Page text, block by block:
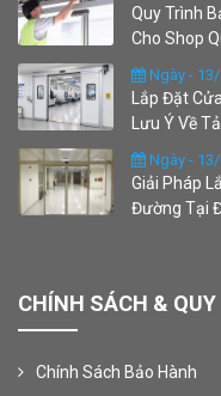
Quy Trình
Cho Shop
Ngày -
Lắp Đặt
Lưu Ý Về
Ngày -
Giải Pháp
Đường Tại
CHÍNH SÁCH &
Chính Sách Bảo Hành